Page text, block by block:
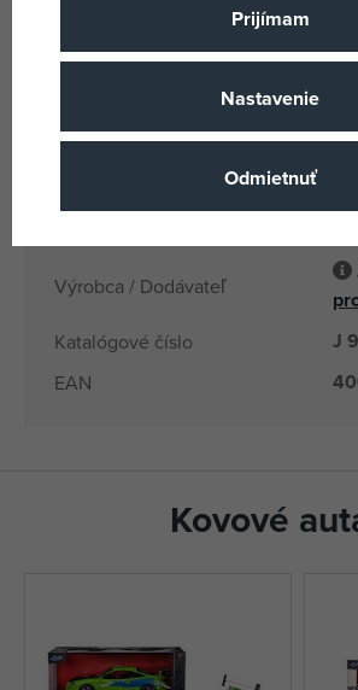
Názov podskupiny tovaru
Krajina pôvodu
Výrobca / Dodávateľ
Katalógové číslo J
EAN
Kovové
Prijímam
Nastavenie
Odmietnuť